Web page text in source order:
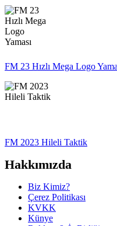
FM 23 Hızlı Mega Logo
FM 2023 Hileli Taktik
Hakkımızda
Biz Kimiz?
Çerez Politikası
KVKK
Künye